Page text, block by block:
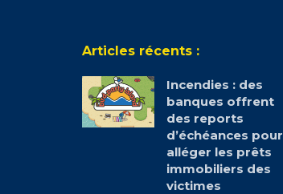
Articles récents :
Incendies : des
banques offrent
des reports
d’échéances pour
alléger les prêts
immobiliers des
victimes